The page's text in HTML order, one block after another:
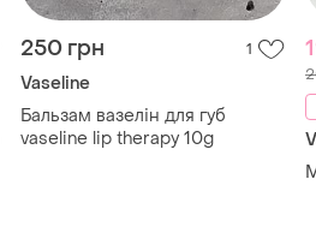
250 грн 1
Vaseline
Бальзам вазелін для губ
vaseline lip therapy 10g